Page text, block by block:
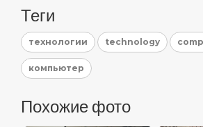
Теги
технологии technology
компьютер
Похожие фото